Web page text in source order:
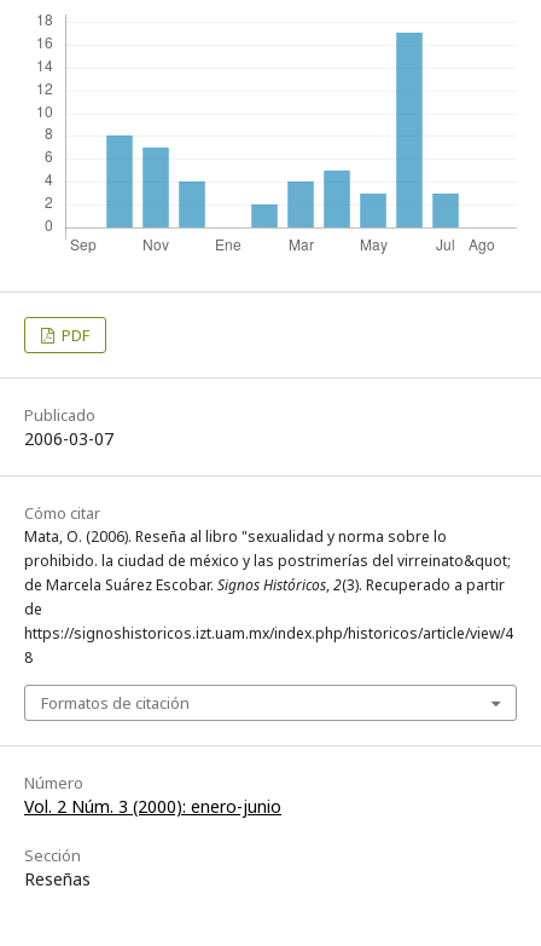
PDF
Publicado
2006-03-07
Cómo citar
Mata, O. (2006). Reseña al libro "sexualidad y norma sobre lo
prohibido. la ciudad de méxico y las postrimerías del virreinato&quot;
de Marcela Suárez Escobar. Signos Históricos,2(3). Recuperado a partir
de
https://signoshistoricos.izt.uam.mx/index.php/historicos/article/view/4
8
Formatos de citación
Número
Vol. 2 Núm. 3 (2000): enero-junio
Sección
Reseñas